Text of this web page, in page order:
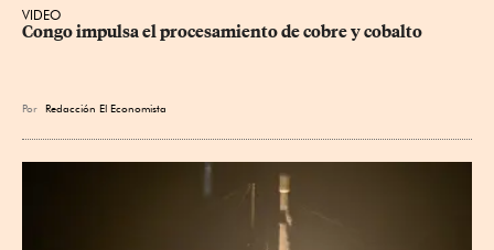
VIDEO
Congo impulsa el procesamiento de cobre y cobalto
Por Redacción El Economista